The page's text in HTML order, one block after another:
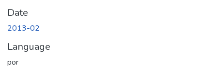
Date
2013-02
Language
por